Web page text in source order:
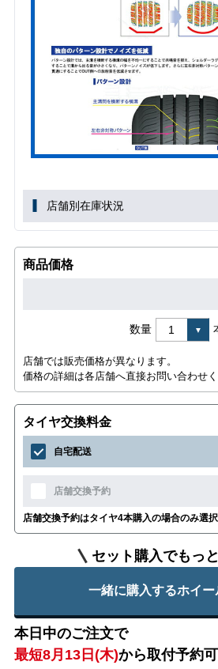
店舗別在庫状況
商品価格
数量
店舗では販売価格が異なります。
価格の詳細は各店舗へ直接お問い合わせく
タイヤ交換料金
自宅配送
店舗交換予約
店舗交換予約はタイヤ4本購入の場合のみ選択
セット購入でもっ
一緒に購入するホイー
本日中のご注文で
最短8月13日(木)から取付予約